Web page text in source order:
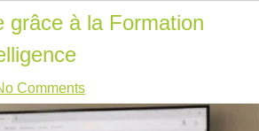
grâce à la Formation
Comments